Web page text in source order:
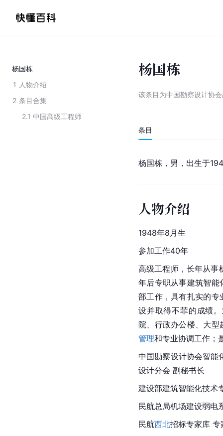
杨国栋
1 人物介绍
2 条目合集
2.1 中国高级工程师
杨国栋
该条目为中国勘察设计协
条目
杨国栋，男，出生于
人物介绍
1948年8月生
参加工作40年
高级工程师，长年从事
年后专职从事建筑智能
部工作，具有扎实的专
设并取得不菲的成绩
院、行政办公楼、大
管理和专业协调工作；
中国勘察设计协会智能
设计分会 副秘书长
建设部建筑智能化技术
民航总局机场建设弱电
民航西北招标专家库 专